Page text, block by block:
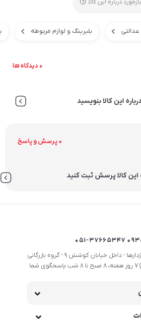
بازخورد درباره این کالا
بلبرینگ و لوازم مربوطه
0 دیدگاه ها
این کالا بنویسید
0 پرسش و پاسخ
این کالا پرسش ثبت کنید
آدرس: مشهد - خیابان گاراژدارها - داخل خیابان کوشش 9 - گروه بازرگانی
عدالتی ( ابوالفضل عدالتی ) 7 روز هفته، 8 صبح تا 8 شب پاسخگوی شما